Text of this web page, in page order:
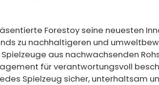
Forestoy seine neuesten
zu nachhaltigeren und
aus nachwachsenden
für verantwortungsvoll
Spielzeug sicher, unterhaltsam